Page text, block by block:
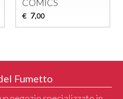
COMICS
€ 7,00
Fumetto